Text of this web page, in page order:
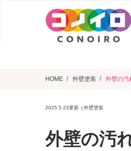
HOME 外壁塗装 外壁の汚
2025.5.23更新 外壁塗装
外壁の汚